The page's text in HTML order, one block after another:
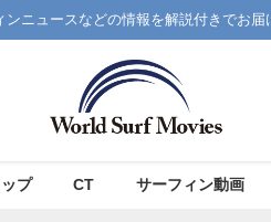
ニュースなどの情報を解説付きでお
プ CT サーフィン動画